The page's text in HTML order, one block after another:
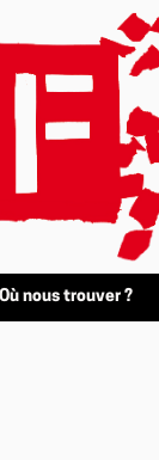
Où nous trouver ?